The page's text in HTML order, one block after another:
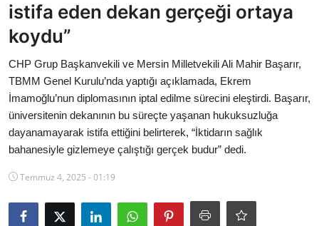
Siyaset
Türkiye Gündemi
Yerel
Siber Güvenlik
Eğitim
Ekonomi
Kütahya
istifa eden dekan gerçeği ortaya
koydu”
CHP Grup Başkanvekili ve Mersin Milletvekili Ali Mahir Başarır,
TBMM Genel Kurulu’nda yaptığı açıklamada, Ekrem
İmamoğlu’nun diplomasının iptal edilme sürecini eleştirdi. Başarır,
üniversitenin dekanının bu süreçte yaşanan hukuksuzluğa
dayanamayarak istifa ettiğini belirterek, “İktidarın sağlık
bahanesiyle gizlemeye çalıştığı gerçek budur” dedi.
Temmuz 4, 2025 - 01:19